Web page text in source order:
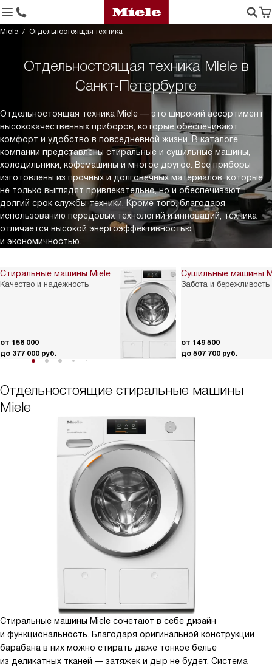
Miele Отдельностоящая техника
Отдельностоящая техника Miele в
Санкт-Петербурге
Отдельностоящая техника Miele — это широкий ассортимент
высококачественных приборов, которые обеспечивают
комфорт и удобство в повседневной жизни. В каталоге
компании представлены стиральные и сушильные машины,
холодильники, кофемашины и многое другое. Все приборы
изготовлены из прочных и долговечных материалов, которые
не только выглядят привлекательно, но и обеспечивают
долгий срок службы техники. Кроме того, благодаря
использованию передовых технологий и инноваций, техника
отличается высокой энергоэффективностью
и экономичностью.
Стиральные машины Miele
Качество и надежность
от 156 000
до 377 000 руб.
Сушильные машины
Забота и бережливость
от 149 500
до 507 700 руб.
Отдельностоящие стиральные машины
Miele
Стиральные машины Miele сочетают в себе дизайн
и функциональность. Благодаря оригинальной конструкции
барабана в них можно стирать даже тонкое белье
из деликатных тканей — затяжек и дыр не будет. Система